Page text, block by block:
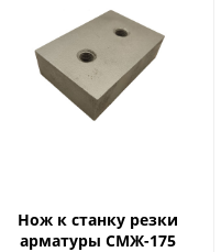
Нож к станку резки
арматуры СМЖ-175